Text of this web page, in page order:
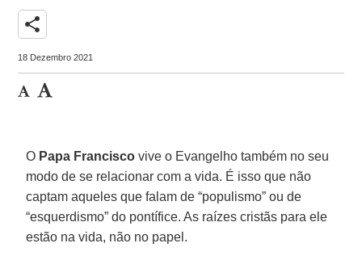
share
18 Dezembro 2021
O Papa Francisco vive o Evangelho também no seu
modo de se relacionar com a vida. É isso que não
captam aqueles que falam de “populismo” ou de
“esquerdismo” do pontífice. As raízes cristãs para ele
estão na vida, não no papel.